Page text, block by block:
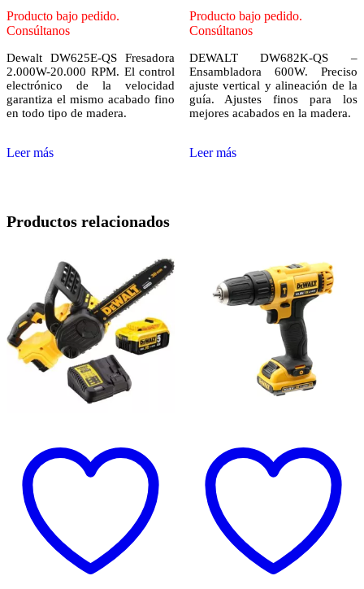
Producto bajo pedido.
Consúltanos
Dewalt DW625E-QS Fresadora
2.000W-20.000 RPM. El control
electrónico de la velocidad
garantiza el mismo acabado fino
en todo tipo de madera.
Leer más
Producto bajo pedido.
Consúltanos
DEWALT DW682K-QS –
Ensambladora 600W. Preciso
ajuste vertical y alineación de la
guía. Ajustes finos para los
mejores acabados en la madera.
Leer más
Productos relacionados